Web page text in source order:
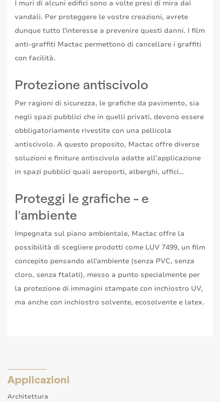
I muri di alcuni edifici sono a volte presi di mira dai
vandali. Per proteggere le vostre creazioni, avrete
dunque tutto l'interesse a prevenire questi danni. I film
anti-graffiti Mactac permettono di cancellare i graffiti
con facilità.
Protezione antiscivolo
Per ragioni di sicurezza, le grafiche da pavimento, sia
negli spazi pubblici che in quelli privati, devono essere
obbligatoriamente rivestite con una pellicola
antiscivolo. A questo proposito, Mactac offre diverse
soluzioni e finiture antiscivolo adatte all’applicazione
in spazi pubblici quali aeroporti, alberghi, uffici…
Proteggi le grafiche - e
l'ambiente
Impegnata sul piano ambientale, Mactac offre la
possibilità di scegliere prodotti come LUV 7499, un film
concepito pensando all'ambiente (senza PVC, senza
cloro, senza ftalati), messo a punto specialmente per
la protezione di immagini stampate con inchiostro UV,
ma anche con inchiostro solvente, ecosolvente e latex.
Applicazioni
Architettura